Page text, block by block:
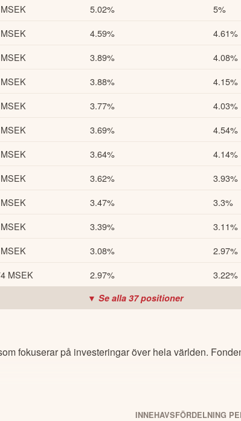
5.02% 5%
4.59% 4.61%
3.89% 4.08%
3.88% 4.15%
3.77% 4.03%
3.69% 4.54%
3.64% 4.14%
3.62% 3.93%
3.47% 3.3%
3.39% 3.11%
3.08% 2.97%
MSEK
2.97% 3.22%
▼ Se alla 37positioner
fokuserar på investeringar över hela världen.
INNEHAVSFÖRDELNING